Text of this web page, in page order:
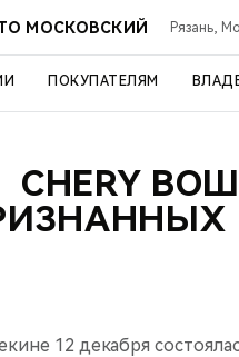
МОСКОВСКИЙ Рязань,
ПОКУПАТЕЛЯМ
CHERY
12 декабря